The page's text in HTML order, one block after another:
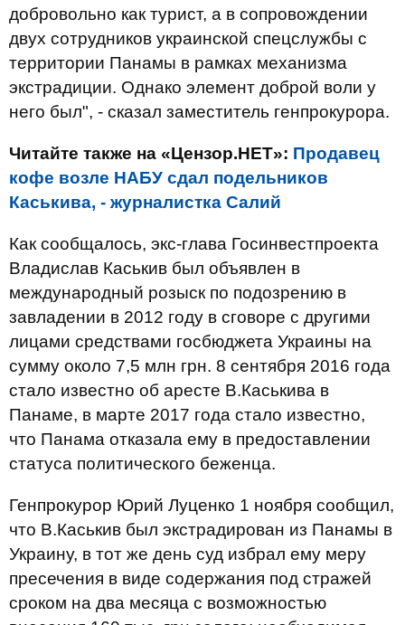
добровольно как турист, а в сопровождении
двух сотрудников украинской спецслужбы с
территории Панамы в рамках механизма
экстрадиции. Однако элемент доброй воли у
него был", - сказал заместитель генпрокурора.
Читайте также на «Цензор.НЕТ»: Продавец
кофе возле НАБУ сдал подельников
Каськива, - журналистка Салий
Как сообщалось, экс-глава Госинвестпроекта
Владислав Каськив был объявлен в
международный розыск по подозрению в
завладении в 2012 году в сговоре с другими
лицами средствами госбюджета Украины на
сумму около 7,5 млн грн. 8 сентября 2016 года
стало известно об аресте В.Каськива в
Панаме, в марте 2017 года стало известно,
что Панама отказала ему в предоставлении
статуса политического беженца.
Генпрокурор Юрий Луценко 1 ноября сообщил,
что В.Каськив был экстрадирован из Панамы в
Украину, в тот же день суд избрал ему меру
пресечения в виде содержания под стражей
сроком на два месяца с возможностью